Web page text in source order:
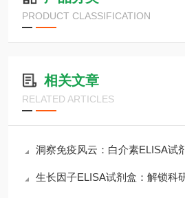
PRODUCT CLASSIFICATION
相关文章
RELATED ARTICLES
洞察免疫风云：白介素ELISA试剂盒在
生长因子ELISA试剂盒：解锁科研精准需